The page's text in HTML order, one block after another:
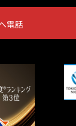
電話